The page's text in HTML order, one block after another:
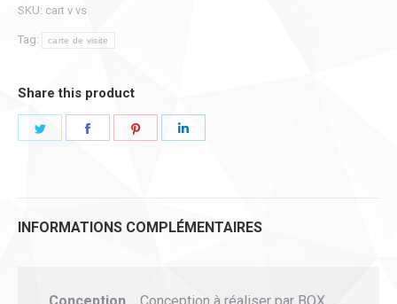
avec
vernis
quantity
SKU: cart v vs
Tag: carte de visite
Share this product
INFORMATIONS COMPLÉMENTAIRES
Conception
Conception à réaliser par BOX